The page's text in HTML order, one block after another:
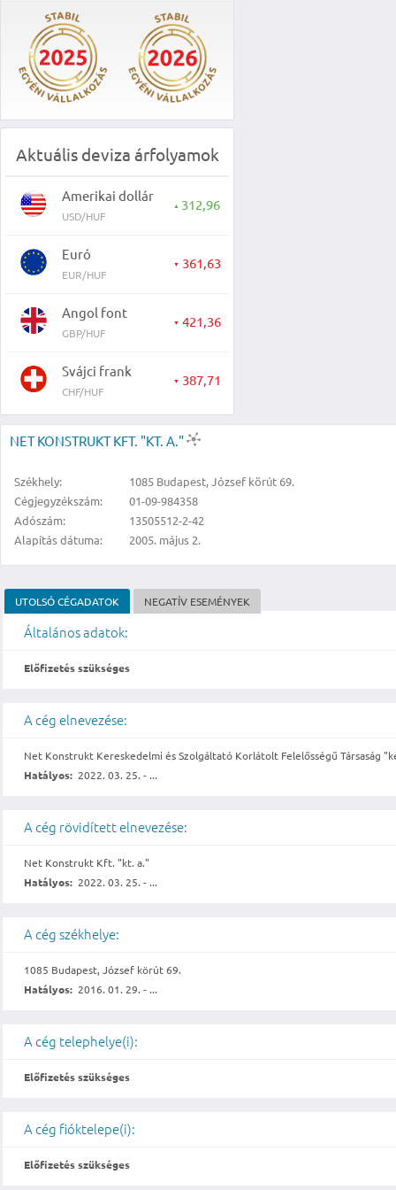
Aktuális deviza árfolyamok
Amerikai dollár
USD/HUF
▲ 312,96
Euró
EUR/HUF
▼ 361,63
Angol font
GBP/HUF
▼ 421,36
Svájci frank
CHF/HUF
▼ 387,71
NET KONSTRUKT KFT. "KT. A."
Székhely:
1085 Budapest, József körút 69.
Cégjegyzékszám:
01-09-984358
Adószám:
13505512-2-42
Alapítás dátuma:
2005. május 2.
UTOLSÓ CÉGADATOK NEGATÍV ESEMÉNYEK
Általános adatok:
Előfizetés szükséges
A cég elnevezése:
Net Konstrukt Kereskedelmi és Szolgáltató Korlátolt Felelősségű Társaság
Hatályos: 2022. 03. 25. - ...
A cég rövidített elnevezése:
Net Konstrukt Kft. "kt. a."
Hatályos: 2022. 03. 25. - ...
A cég székhelye:
1085 Budapest, József körút 69.
Hatályos: 2016. 01. 29. - ...
A cég telephelye(i):
Előfizetés szükséges
A cég fióktelepe(i):
Előfizetés szükséges